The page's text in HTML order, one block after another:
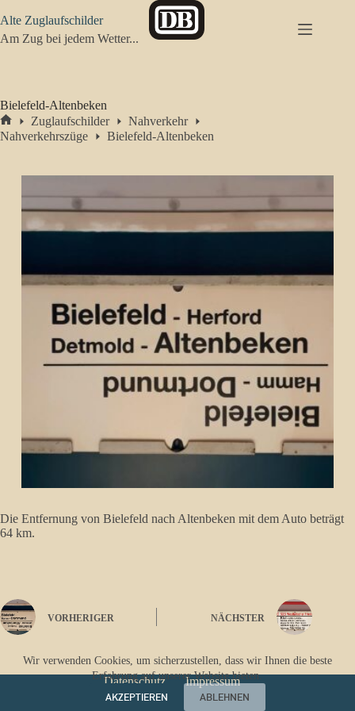
Inhalt
springen
Wir verwenden Cookies, um sicherzustellen, dass wir Ihnen die beste
Erfahrung auf unserer Website bieten.
AKZEPTIEREN
ABLEHNEN
Alte Zuglaufschilder
Am Zug bei jedem Wetter...
Bielefeld-Altenbeken
Start
Zuglaufschilder
Nahverkehr
Nahverkehrszüge
Bielefeld-Altenbeken
Die Entfernung von Bielefeld nach Altenbeken mit dem Auto beträgt
64 km.
VORHERIGER NÄCHSTER
Datenschutz Impressum